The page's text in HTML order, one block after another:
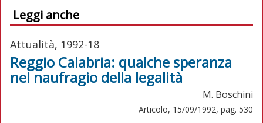
Leggi anche
Attualità, 1992-18
Reggio Calabria: qualche speranza
nel naufragio della legalità
M. Boschini
Articolo, 15/09/1992, pag. 530